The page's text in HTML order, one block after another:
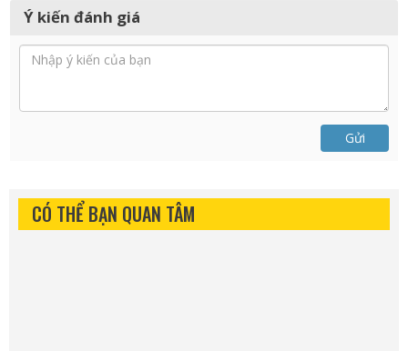
Ý kiến đánh giá
Gửi
CÓ THỂ BẠN QUAN TÂM